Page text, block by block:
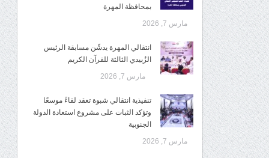
بمحافظة المهرة
مارس 7, 2026
انتقالي المهرة يدشّن مسابقة الرئيس
الزُبيدي الثالثة للقرآن الكريم
مارس 7, 2026
تنفيذية انتقالي شبوة تعقد لقاءً موسعًا
وتؤكد الثبات على مشروع استعادة الدولة
الجنوبية
مارس 7, 2026